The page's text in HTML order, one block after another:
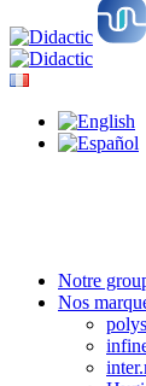
Notre
Nos